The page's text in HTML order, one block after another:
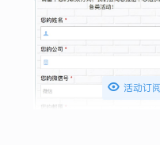
 活动订阅